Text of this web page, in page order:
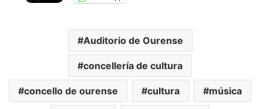
Auditorio de Ourense
concellería de cultura
concello de ourense cultura música